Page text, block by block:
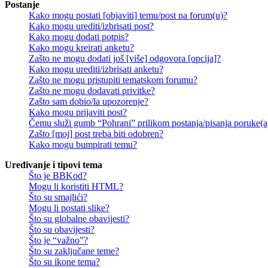
Postanje
Kako mogu postati [objaviti] temu/post na forum(u)?
Kako mogu urediti/izbrisati post?
Kako mogu dodati potpis?
Kako mogu kreirati anketu?
Zašto ne mogu dodati još [više] odgovora [opcija]?
Kako mogu urediti/izbrisati anketu?
Zašto ne mogu pristupiti tematskom forumu?
Zašto ne mogu dodavati privitke?
Zašto sam dobio/la upozorenje?
Kako mogu prijaviti post?
Čemu služi gumb “Pohrani” prilikom postanja/pisanja
Zašto [moj] post treba biti odobren?
Kako mogu bumpirati temu?
Uređivanje i tipovi tema
Što je BBKod?
Mogu li koristiti HTML?
Što su smajlići?
Mogu li postati slike?
Što su globalne obavijesti?
Što su obavijesti?
Što je “važno”?
Što su zaključane teme?
Što su ikone tema?